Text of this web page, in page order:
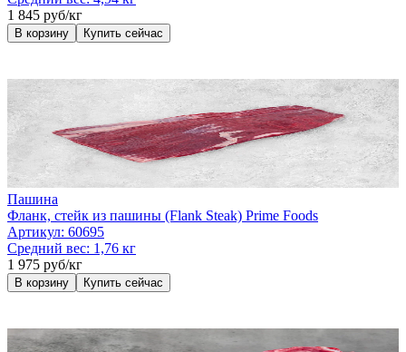
1 845 руб/кг
В корзину Купить сейчас
Пашина
Фланк, стейк из пашины (Flank Steak) Prime Foods
Артикул: 60695
Средний вес: 1,76 кг
1 975 руб/кг
В корзину Купить сейчас